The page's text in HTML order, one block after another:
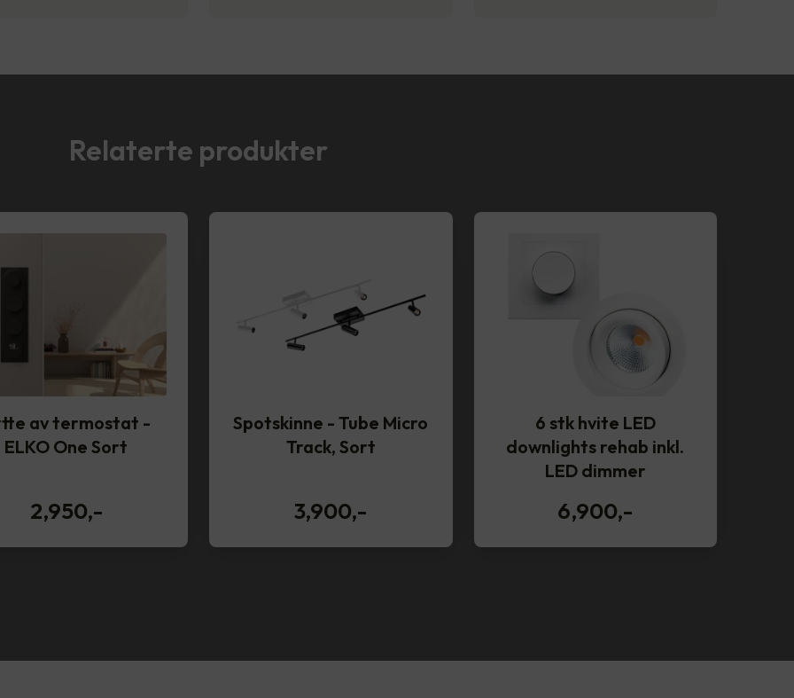
Relaterte produkter
av termostat -
ELKO One Sort
2,950,-
Spotskinne - Tube Micro
Track, Sort
3,900,-
6 stk hvite LED
downlights rehab inkl.
LED dimmer
6,900,-